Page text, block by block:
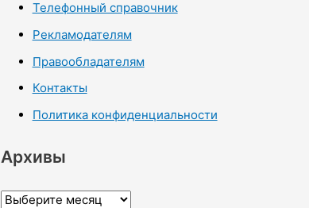
Телефонный справочник
Рекламодателям
Правообладателям
Контакты
Политика конфиденциальности
Архивы
А